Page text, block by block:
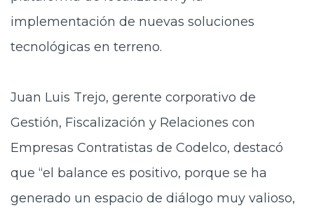
implementación de nuevas soluciones
tecnológicas en terreno.
Juan Luis Trejo, gerente corporativo de
Gestión, Fiscalización y Relaciones con
Empresas Contratistas de Codelco, destacó
que “el balance es positivo, porque se ha
generado un espacio de diálogo muy valioso,